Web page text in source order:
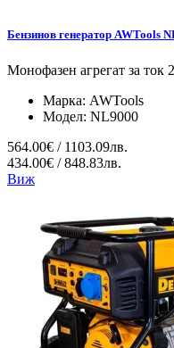
Бензинов генератор AWTools
Монофазен агрегат за ток
Марка: AWTools
Модел: NL9000
564.00€ / 1103.09лв.
434.00€ / 848.83лв.
Виж